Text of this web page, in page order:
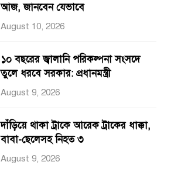
আজ, জানবেন যেভাবে
August 10, 2026
১০ বছরের জ্বালানি পরিকল্পনা সংসদে
তুলে ধরবে সরকার: প্রধানমন্ত্রী
August 9, 2026
দাঁড়িয়ে থাকা ট্রাকে আরেক ট্রাকের ধাক্কা,
বাবা-ছেলেসহ নিহত ৩
August 9, 2026